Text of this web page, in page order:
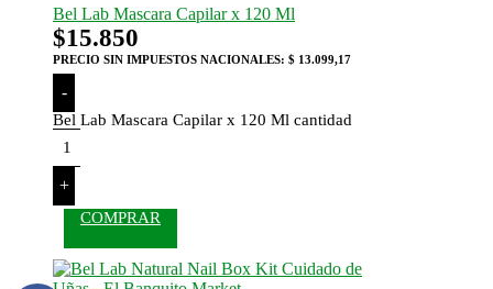
Bel Lab Mascara Capilar x 120 Ml
$15.850
PRECIO SIN IMPUESTOS NACIONALES: $ 13.099,17
-
Bel Lab Mascara Capilar x 120 Ml cantidad
+
COMPRAR